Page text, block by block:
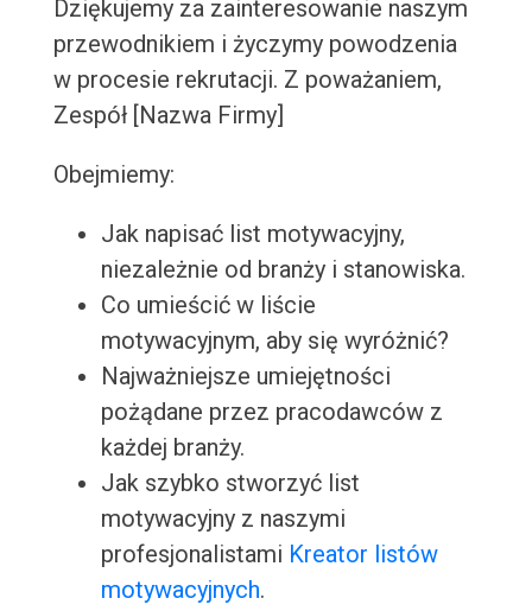
Dziękujemy za zainteresowanie naszym
przewodnikiem i życzymy powodzenia
w procesie rekrutacji. Z poważaniem,
Zespół [Nazwa Firmy]
Obejmiemy:
Jak napisać list motywacyjny,
niezależnie od branży i stanowiska.
Co umieścić w liście
motywacyjnym, aby się wyróżnić?
Najważniejsze umiejętności
pożądane przez pracodawców z
każdej branży.
Jak szybko stworzyć list
motywacyjny z naszymi
profesjonalistami Kreator listów
motywacyjnych.